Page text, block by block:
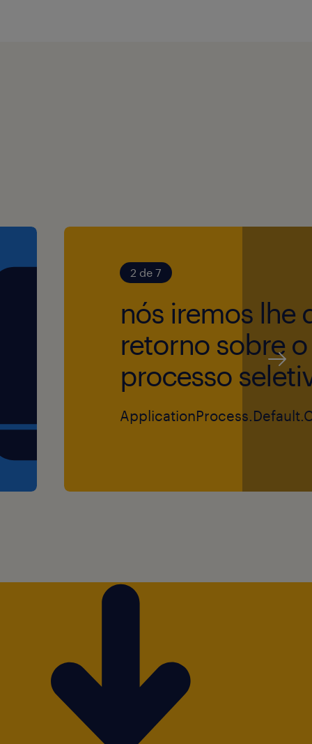
da cadeia de
e indicadores para se
de sua carteira,
e Qualidade
às métricas da Alfa
97% / Meta de
alinhando
ou risco — e atuar
desvios de prazo,
a continuidade do
2 de 7
nós iremos lhe
retorno sobre o
processo